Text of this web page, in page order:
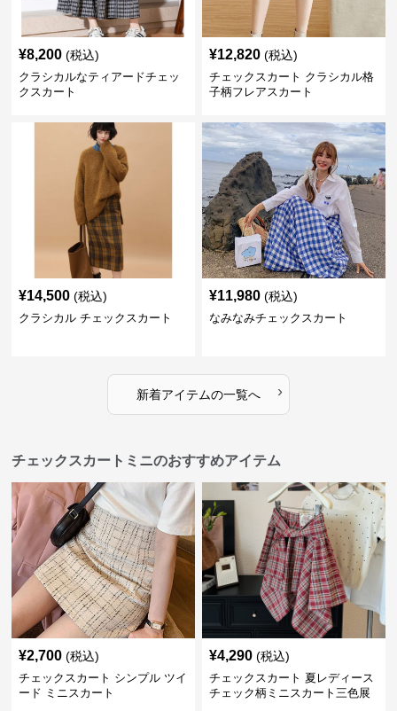
¥8,200 (税込)
クラシカルなティアードチェッ
クスカート
¥12,820 (税込)
チェックスカート クラシカル格
子柄フレアスカート
¥14,500 (税込)
クラシカル チェックスカート
¥11,980 (税込)
なみなみチェックスカート
新着アイテムの一覧へ ›
チェックスカートミニのおすすめアイテム
¥2,700 (税込)
チェックスカート シンプル ツイ
ード ミニスカート
¥4,290 (税込)
チェックスカート 夏レディース
チェック柄ミニスカート三色展